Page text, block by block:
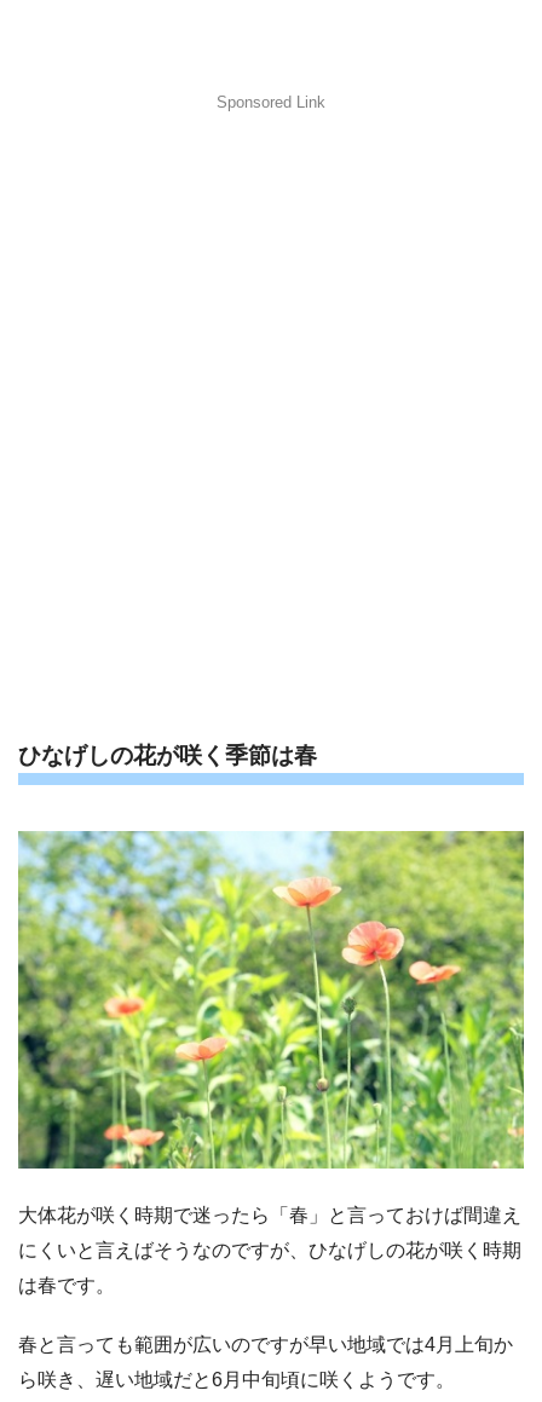
Sponsored Link
ひなげしの花が咲く季節は春
大体花が咲く時期で迷ったら「春」と言っておけば間違え
にくいと言えばそうなのですが、ひなげしの花が咲く時期
は春です。
春と言っても範囲が広いのですが早い地域では4月上旬か
ら咲き、遅い地域だと6月中旬頃に咲くようです。